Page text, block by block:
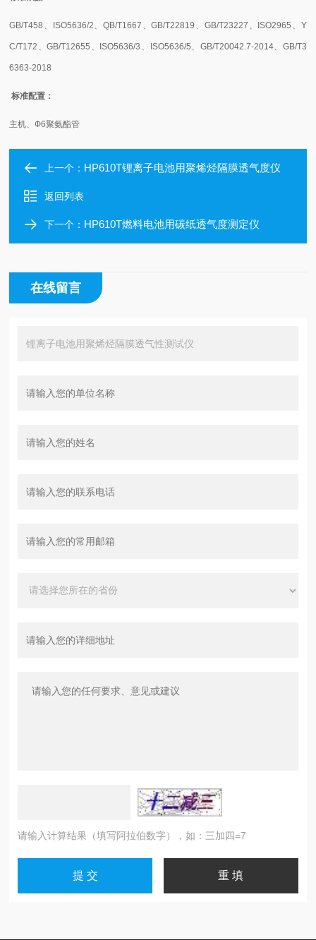
GB/T458、ISO5636/2、QB/T1667、GB/T22819、GB/T23227、ISO2965、Y
C/T172、GB/T12655、ISO5636/3、ISO5636/5、GB/T20042.7-2014、GB/T3
6363-2018
标准配置：
主机、Ф6聚氨酯管
上一个： HP610T锂离子电池用聚烯烃隔膜透气度仪
返回列表
下一个： HP610T燃料电池用碳纸透气度测定仪
在线留言
请输入计算结果（填写阿拉伯数字），如：三加四=7